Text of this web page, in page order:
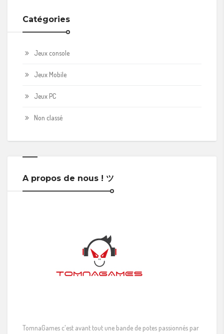
Catégories
Jeux console
Jeux Mobile
Jeux PC
Non classé
A propos de nous ! ツ
TomnaGames c'est avant tout une bande de potes passionnés par